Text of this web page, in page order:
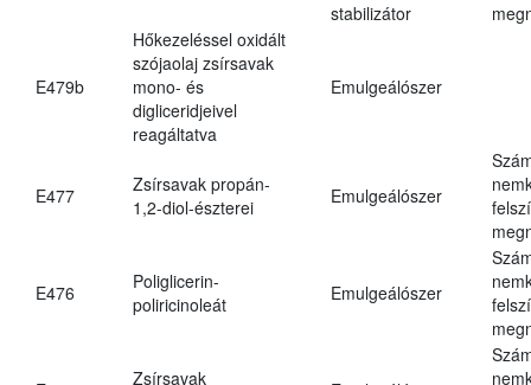
stabilizátor
E479b
Hőkezeléssel oxidált
szójaolaj zsírsavak
mono- és
digliceridjeivel
reagáltatva
Emulgeálószer
E477
Zsírsavak propán-
1,2-diol-észterei
Emulgeálószer
E476
Poliglicerin-
poliricinoleát
Emulgeálószer
Zsírsavak